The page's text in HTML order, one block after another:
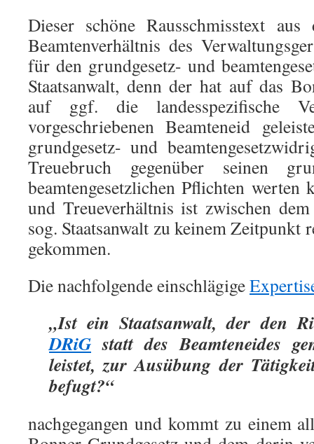
Dieser schöne Rausschmisstext aus
Beamtenverhältnis des
für den grundgesetz- und
Staatsanwalt, denn der hat auf das
auf ggf. die landesspezifische
vorgeschriebenen Beamteneid
grundgesetz- und
Treuebruch gegenüber seinen
beamtengesetzlichen Pflichten werten
und Treueverhältnis ist zwischen
sog. Staatsanwalt zu keinem Zeitpunkt
gekommen.
Die nachfolgende einschlägige
„Ist ein Staatsanwalt, der den
DRiG statt des Beamteneides
leistet, zur Ausübung der
befugt?“
nachgegangen und kommt zu einem